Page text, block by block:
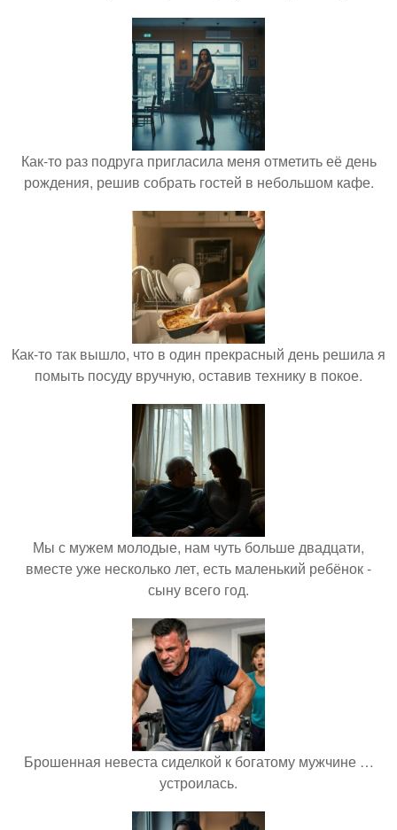
Как-то раз подруга пригласила меня отметить её день
рождения, решив собрать гостей в небольшом кафе.
Как-то так вышло, что в один прекрасный день решила я
помыть посуду вручную, оставив технику в покое.
Мы с мужем молодые, нам чуть больше двадцати,
вместе уже несколько лет, есть маленький ребёнок -
сыну всего год.
Брошенная невеста сиделкой к богатому мужчине …
устроилась.